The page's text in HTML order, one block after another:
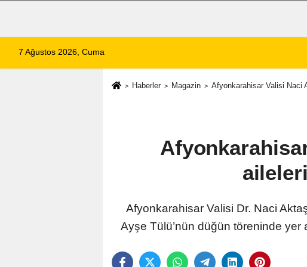
7 Ağustos 2026, Cuma
Haberler Magazin Afyonkarahisar Valisi Naci
Afyonkarahisar Valisi Dr. Naci
Ayşe Tülü’nün düğün töreninde yer